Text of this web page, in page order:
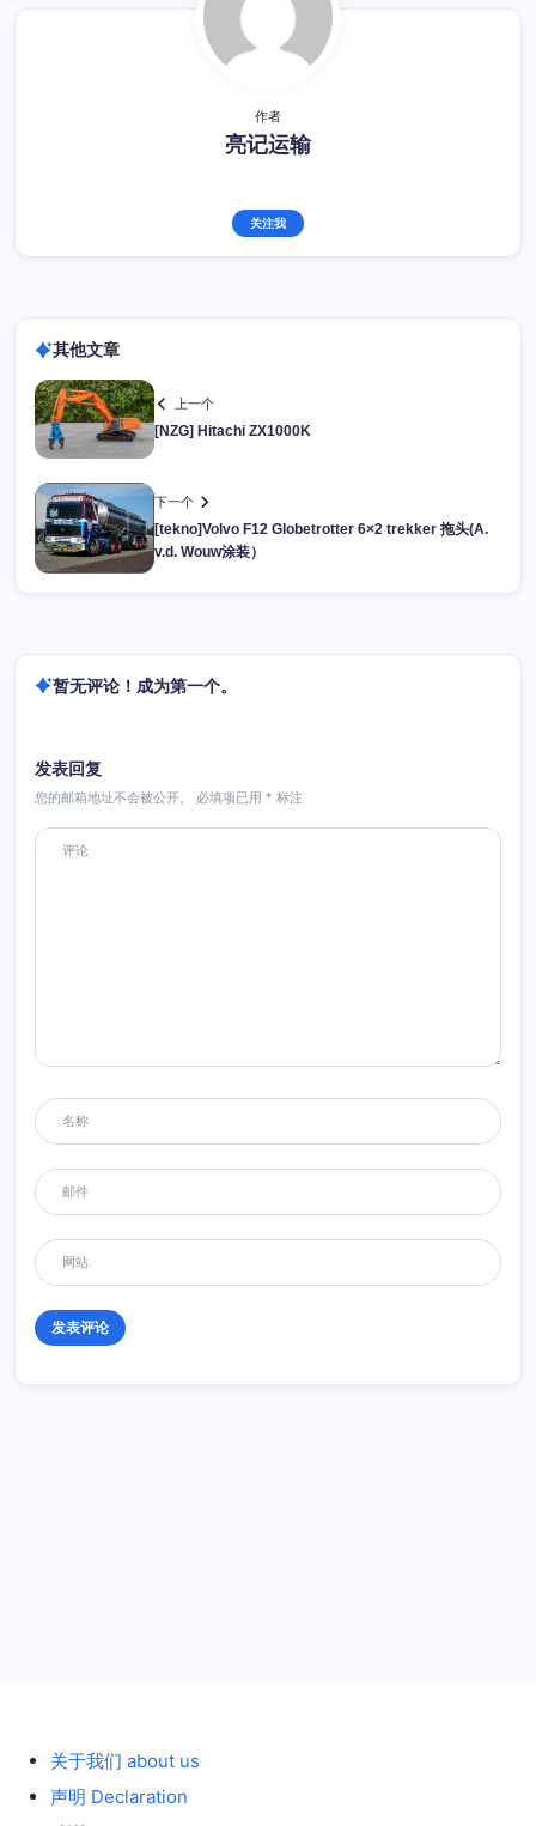
作者
亮记运输
关注我
其他文章
上一个
[NZG] Hitachi ZX1000K
下一个
[tekno]Volvo F12 Globetrotter 6×2 trekker 拖头(A.
v.d. Wouw涂装）
暂无评论！成为第一个。
发表回复
您的邮箱地址不会被公开。 必填项已用 * 标注
关于我们 about us
声明 Declaration